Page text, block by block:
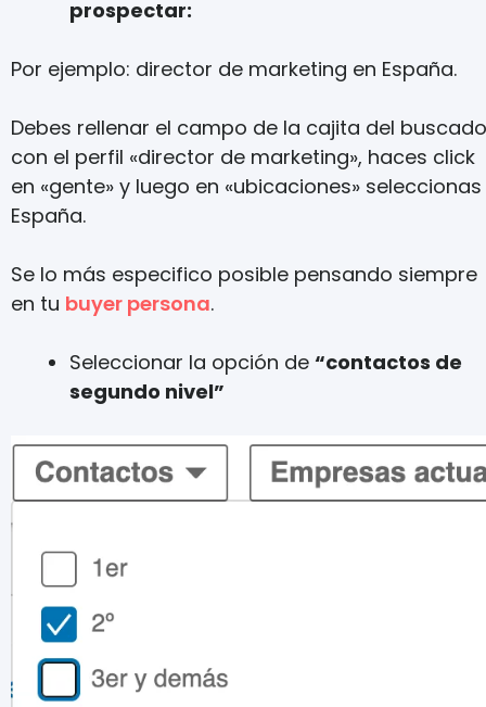
prospectar:
Por ejemplo: director de marketing en España.
Debes rellenar el campo de la cajita del
con el perfil «director de marketing», haces click
en «gente» y luego en «ubicaciones» seleccionas
España.
Se lo más especifico posible pensando siempre
en tu buyer persona.
Seleccionar la opción de “contactos de
segundo nivel”